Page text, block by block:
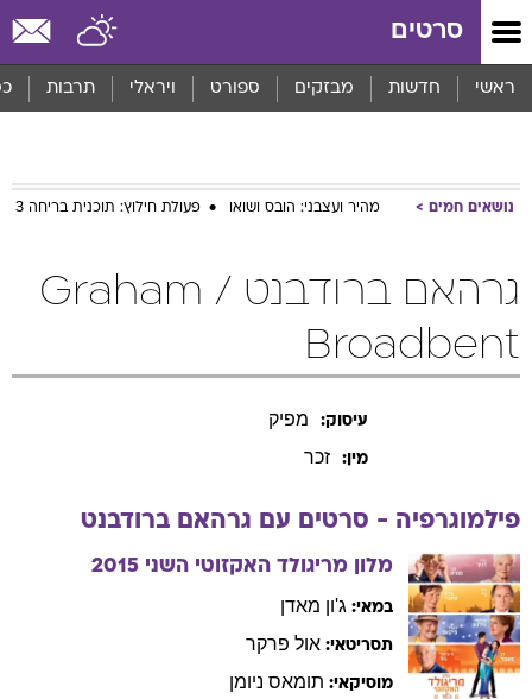
סרטים
ראשי חדשות מבזקים ספורט ויראלי תרבות
נושאים חמים מהיר ועצבני: הובס ושואו פעולת חילוץ: תוכנית בריחה 3
גרהאם ברודבנט / Graham
Broadbent
עיסוק: מפיק
מין: זכר
פילמוגרפיה - סרטים עם גרהאם ברודבנט
מלון מריגולד האקזוטי השני 2015
במאי: ג'ון מאדן
תסריטאי: אול פרקר
מוסיקאי: תומאס ניומן